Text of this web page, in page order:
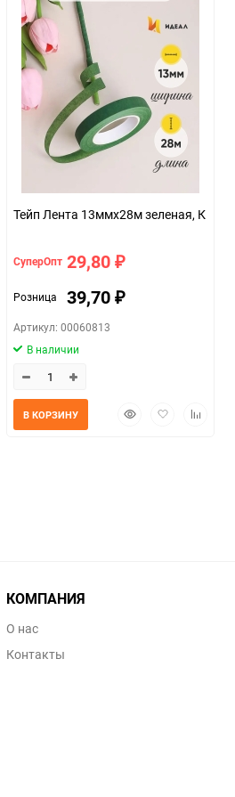
Тейп Лента 13ммx28м зеленая, К
СуперОпт 29,80 ₽
Розница 39,70 ₽
Артикул: 00060813
В наличии
БыстрыйДобавитьДобавить
В КОРЗИНУ
КОМПАНИЯ
О нас
Контакты